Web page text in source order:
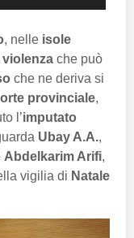
, nelle isole
violenza che può
che ne deriva si
provinciale,
l’imputato
Ubay A.A.,
Abdelkarim Arifi,
vigilia di Natale